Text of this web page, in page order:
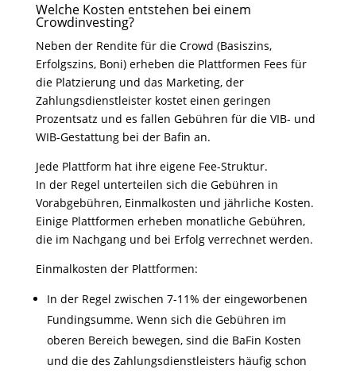
Welche Kosten entstehen bei einem
Crowdinvesting?
Neben der Rendite für die Crowd (Basiszins,
Erfolgszins, Boni) erheben die Plattformen Fees für
die Platzierung und das Marketing, der
Zahlungsdienstleister kostet einen geringen
Prozentsatz und es fallen Gebühren für die VIB- und
WIB-Gestattung bei der Bafin an.
Jede Plattform hat ihre eigene Fee-Struktur.
In der Regel unterteilen sich die Gebühren in
Vorabgebühren, Einmalkosten und jährliche Kosten.
Einige Plattformen erheben monatliche Gebühren,
die im Nachgang und bei Erfolg verrechnet werden.
Einmalkosten der Plattformen:
In der Regel zwischen 7-11% der eingeworbenen
Fundingsumme. Wenn sich die Gebühren im
oberen Bereich bewegen, sind die BaFin Kosten
und die des Zahlungsdienstleisters häufig schon